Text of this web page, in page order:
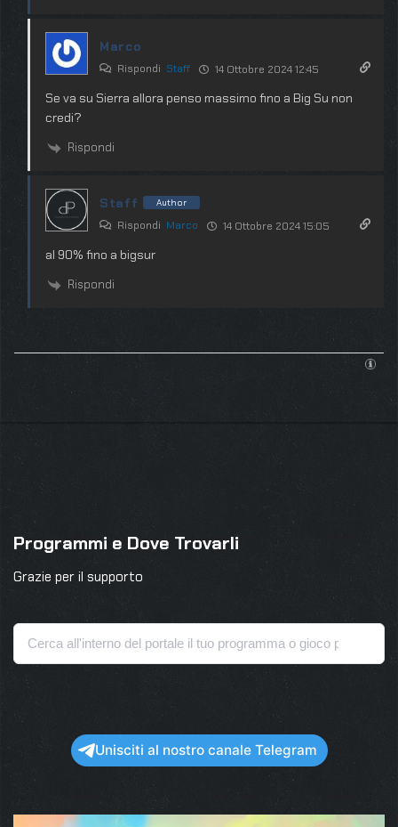
Marco
Rispondi Staff 14 Ottobre 2024 12:45
Se va su Sierra allora penso massimo fino a Big Su non
credi?
Rispondi
Staff Author
Rispondi Marco 14 Ottobre 2024 15:05
al 90% fino a bigsur
Rispondi
Programmi e Dove Trovarli
Grazie per il supporto
Unisciti al nostro canale Telegram